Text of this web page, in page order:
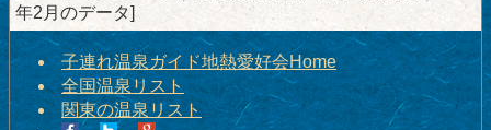
年2月のデータ]
子連れ温泉ガイド地熱愛好会Home
全国温泉リスト
関東の温泉リスト